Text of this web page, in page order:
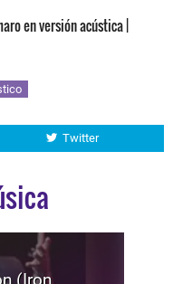
en versión acústica |
Twitter
(Iron